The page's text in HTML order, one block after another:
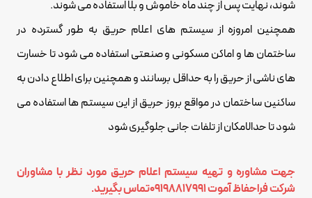
شوند، نهایت پس از چند ماه خاموش و بلا استفاده می شوند.
همچنین امروزه از سیستم های اعلام حریق به طور گسترده در
ساختمان ها و اماکن مسکونی و صنعتی استفاده می شود تا خسارت
های ناشی از حریق را به حداقل برسانند و همچنین برای اطلاع دادن به
ساکنین ساختمان در مواقع بروز حریق از این سیستم ها استفاده می
شود تا حدالامکان از تلفات جانی جلوگیری شود
جهت مشاوره و تهیه سیستم اعلام حریق مورد نظر با مشاوران
شرکت فراحفاظ آموت09198817991تماس بگیرید.